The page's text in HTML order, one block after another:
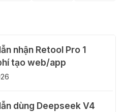
nhận Retool Pro 1
tạo web/app
dùng Deepseek V4